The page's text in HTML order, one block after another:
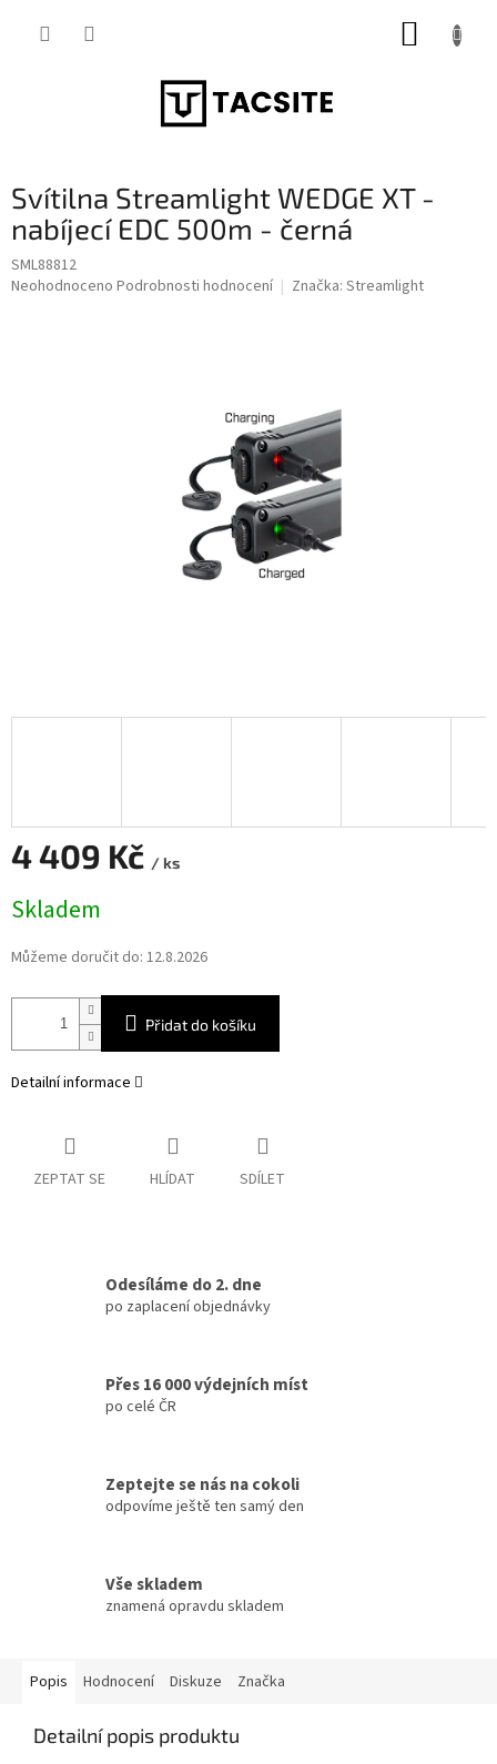
Svítilna Streamlight WEDGE XT -
nabíjecí EDC 500m - černá
SML88812
Průměrné
Neohodnoceno Podrobnosti hodnocení Značka: Streamlight
4 409 Kč / ks
cena:
Skladem
Můžeme doručit do: 12.8.2026
Přidat do košíku
Detailní informace
ZEPTAT SE HLÍDAT SDÍLET
Odesíláme do 2. dne
po zaplacení objednávky
Přes 16 000 výdejních míst
po celé ČR
Zeptejte se nás na cokoli
odpovíme ještě ten samý den
Vše skladem
znamená opravdu skladem
Popis Hodnocení Diskuze Značka
Detailní popis produktu